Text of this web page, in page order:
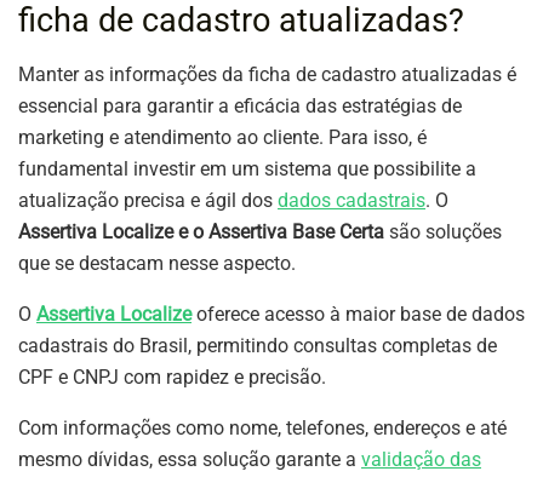
ficha de cadastro atualizadas?
Manter as informações da ficha de cadastro atualizadas é
essencial para garantir a eficácia das estratégias de
marketing e atendimento ao cliente. Para isso, é
fundamental investir em um sistema que possibilite a
atualização precisa e ágil dos dados cadastrais. O
Assertiva Localize e o Assertiva Base Certa são soluções
que se destacam nesse aspecto.
O Assertiva Localize oferece acesso à maior base de dados
cadastrais do Brasil, permitindo consultas completas de
CPF e CNPJ com rapidez e precisão.
Com informações como nome, telefones, endereços e até
mesmo dívidas, essa solução garante a validação das